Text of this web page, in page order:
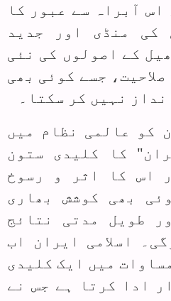
اس آبراہ سے عبور کا
کی منڈی اور جدید
کے اصولوں کی نئی
جسے کوئی بھی
نہیں کر سکتا۔
کو عالمی نظام میں
کا کلیدی ستون
اس کا اثر و رسوخ
بھی کوشش بھاری
طویل مدتی نتائج
اسلامی ایران اب
میں ایک کلیدی
ادا کرتا ہے جس نے